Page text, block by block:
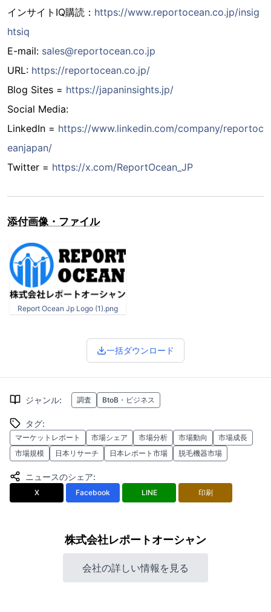
インサイトIQ購読： https://www.reportocean.co.jp/insig
htsiq
E-mail: sales@reportocean.co.jp
URL: https://reportocean.co.jp/
Blog Sites = https://japaninsights.jp/
Social Media:
LinkedIn = https://www.linkedin.com/company/reportoc
eanjapan/
Twitter = https://x.com/ReportOcean_JP
添付画像・ファイル
Report Ocean Jp Logo (1).png
一括ダウンロード
ジャンル: 調査 BtoB・ビジネス
タグ:
マーケットレポート 市場シェア 市場分析 市場動向
市場成長
市場規模
日本リサーチ 日本レポート市場 脱毛機器市場
ニュースのシェア:
X Facebook LINE 印刷
株式会社レポートオーシャン
会社の詳しい情報を見る